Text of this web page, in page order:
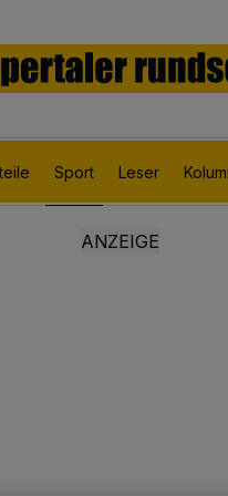
Sport Leser